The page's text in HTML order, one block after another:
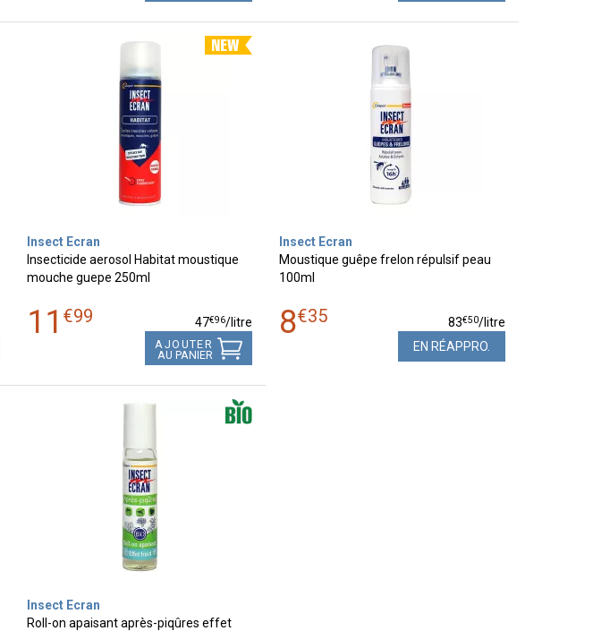
Insect Ecran
Insecticide aerosol Habitat moustique
mouche guepe 250ml
11 €99 47€96/litre
AJOUTER
AU PANIER
Insect Ecran
Moustique guêpe frelon répulsif peau
100ml
8€35 83€50/litre
EN RÉAPPRO.
Insect Ecran
Roll-on apaisant après-piqûres effet